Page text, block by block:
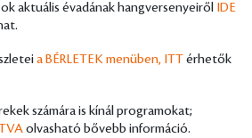
aktuális évadának hangversenyeiről IDE
a BÉRLETEK menüben, ITTérhetők
számára is kínál programokat;
olvasható bővebb információ.